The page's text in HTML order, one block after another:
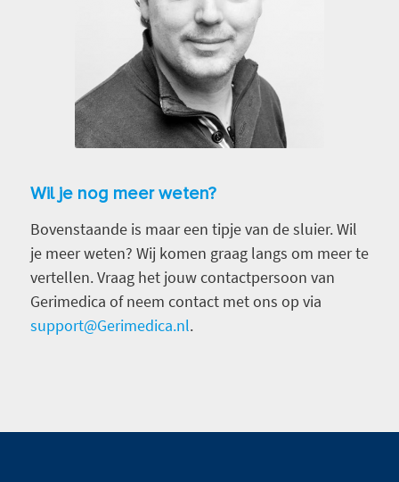
Wil je nog meer weten?
Bovenstaande is maar een tipje van de sluier. Wil
je meer weten? Wij komen graag langs om meer te
vertellen. Vraag het jouw contactpersoon van
Gerimedica of neem contact met ons op via
support@Gerimedica.nl.